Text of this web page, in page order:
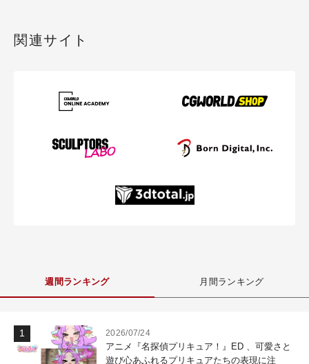
関連サイト
週間ランキング 月間ランキング
2026/07/24
アニメ『名探偵プリキュア！』ED 、可愛さと
遊び心あふれるプリキュアたちの表現に注